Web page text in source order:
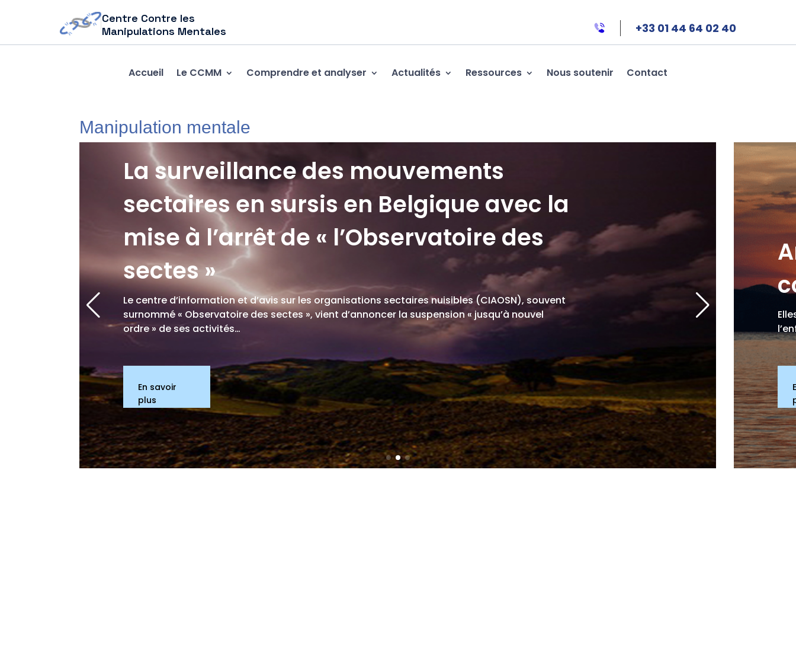
Centre Contre les
Manipulations Mentales
+33 01 44 64 02 40
Accueil Le CCMM Comprendre et analyser Actualités Ressources Nous soutenir Contact
Manipulation mentale
La surveillance des mouvements
sectaires en sursis en Belgique avec la
mise à l’arrêt de « l’Observatoire des
sectes »
Le centre d’information et d’avis sur les organisations sectaires nuisibles (CIAOSN), souvent
surnommé « Observatoire des sectes », vient d’annoncer la suspension « jusqu’à nouvel
ordre » de ses activités…
En savoir
plus